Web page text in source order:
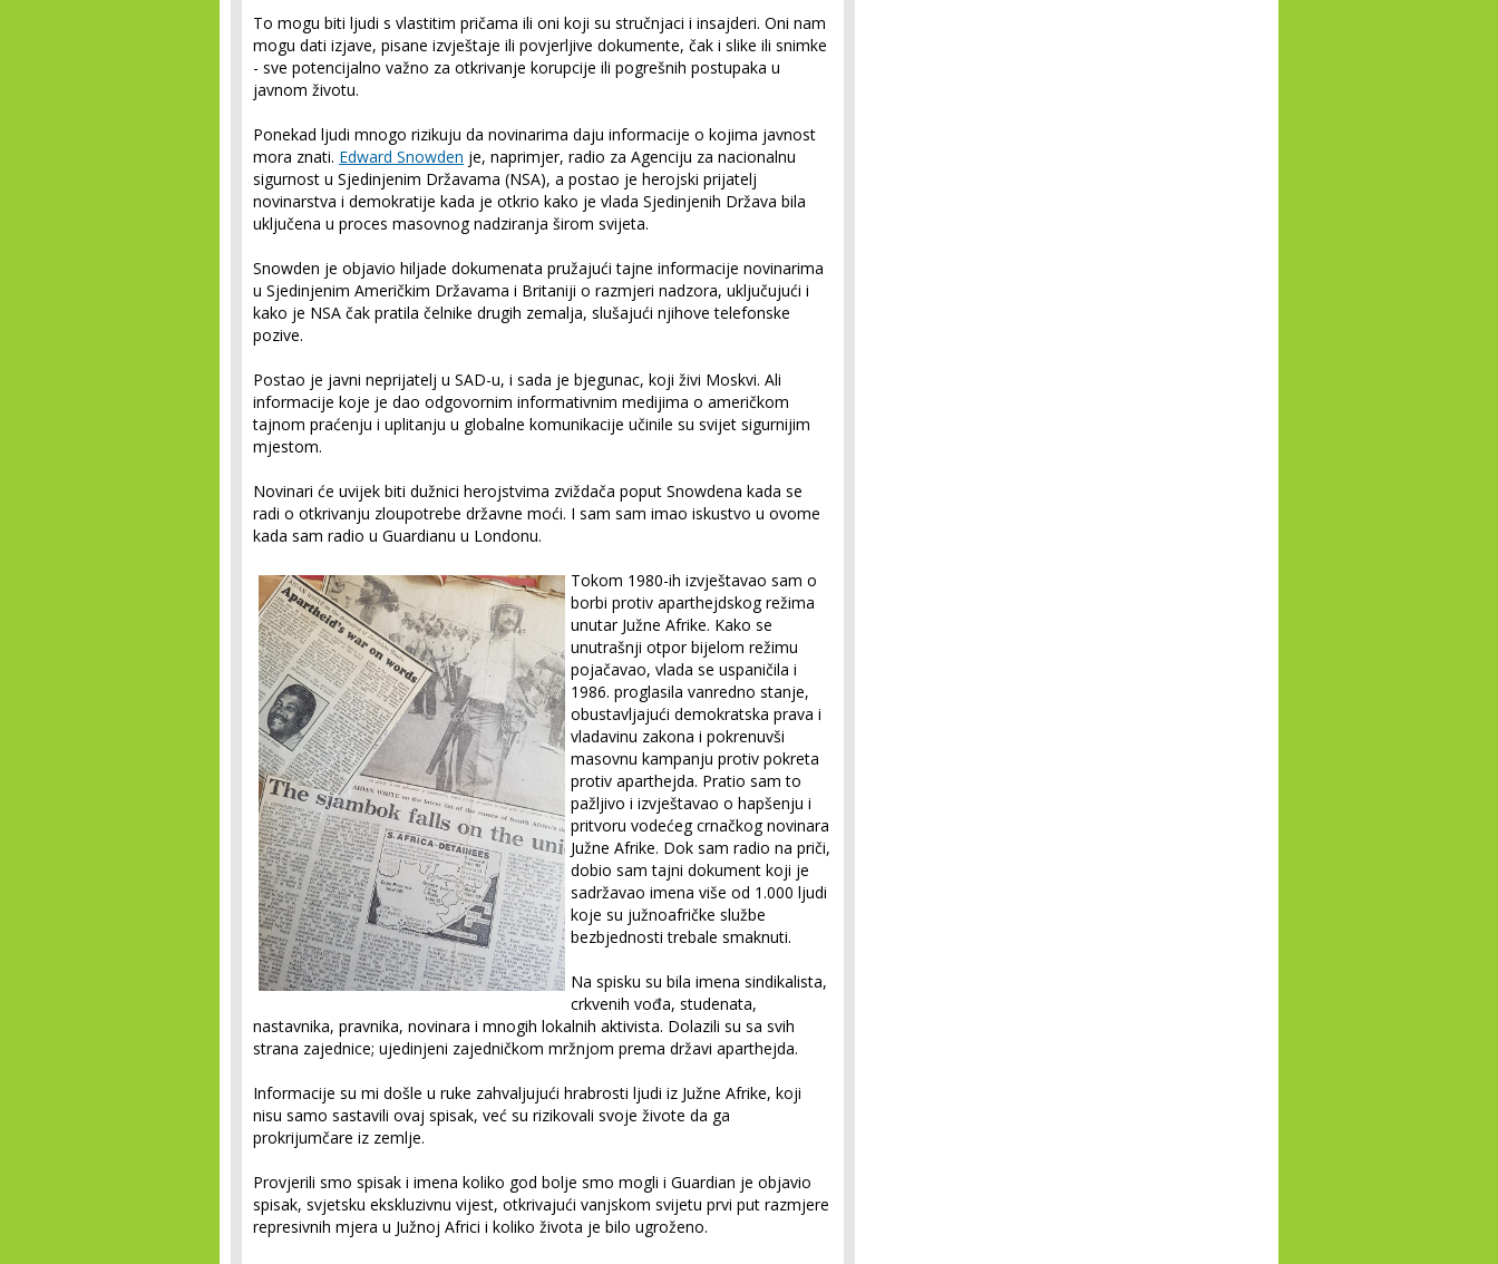
To mogu biti ljudi s vlastitim pričama ili oni koji su stručnjaci i insajderi. Oni nam
mogu dati izjave, pisane izvještaje ili povjerljive dokumente, čak i slike ili snimke
- sve potencijalno važno za otkrivanje korupcije ili pogrešnih postupaka u
javnom životu.
Ponekad ljudi mnogo rizikuju da novinarima daju informacije o kojima javnost
mora znati. Edward Snowden je, naprimjer, radio za Agenciju za nacionalnu
sigurnost u Sjedinjenim Državama (NSA), a postao je herojski prijatelj
novinarstva i demokratije kada je otkrio kako je vlada Sjedinjenih Država bila
uključena u proces masovnog nadziranja širom svijeta.
Snowden je objavio hiljade dokumenata pružajući tajne informacije novinarima
u Sjedinjenim Američkim Državama i Britaniji o razmjeri nadzora, uključujući i
kako je NSA čak pratila čelnike drugih zemalja, slušajući njihove telefonske
pozive.
Postao je javni neprijatelj u SAD-u, i sada je bjegunac, koji živi Moskvi. Ali
informacije koje je dao odgovornim informativnim medijima o američkom
tajnom praćenju i uplitanju u globalne komunikacije učinile su svijet sigurnijim
mjestom.
Novinari će uvijek biti dužnici herojstvima zviždača poput Snowdena kada se
radi o otkrivanju zloupotrebe državne moći. I sam sam imao iskustvo u ovome
kada sam radio u Guardianu u Londonu.
Tokom 1980-ih izvještavao sam o
borbi protiv aparthejdskog režima
unutar Južne Afrike. Kako se
unutrašnji otpor bijelom režimu
pojačavao, vlada se uspaničila i
1986. proglasila vanredno stanje,
obustavljajući demokratska prava i
vladavinu zakona i pokrenuvši
masovnu kampanju protiv pokreta
protiv aparthejda. Pratio sam to
pažljivo i izvještavao o hapšenju i
pritvoru vodećeg crnačkog novinara
Južne Afrike. Dok sam radio na priči,
dobio sam tajni dokument koji je
sadržavao imena više od 1.000 ljudi
koje su južnoafričke službe
bezbjednosti trebale smaknuti.
Na spisku su bila imena sindikalista,
crkvenih vođa, studenata,
nastavnika, pravnika, novinara i mnogih lokalnih aktivista. Dolazili su sa svih
strana zajednice; ujedinjeni zajedničkom mržnjom prema državi aparthejda.
Informacije su mi došle u ruke zahvaljujući hrabrosti ljudi iz Južne Afrike, koji
nisu samo sastavili ovaj spisak, već su rizikovali svoje živote da ga
prokrijumčare iz zemlje.
Provjerili smo spisak i imena koliko god bolje smo mogli i Guardian je objavio
spisak, svjetsku ekskluzivnu vijest, otkrivajući vanjskom svijetu prvi put razmjere
represivnih mjera u Južnoj Africi i koliko života je bilo ugroženo.